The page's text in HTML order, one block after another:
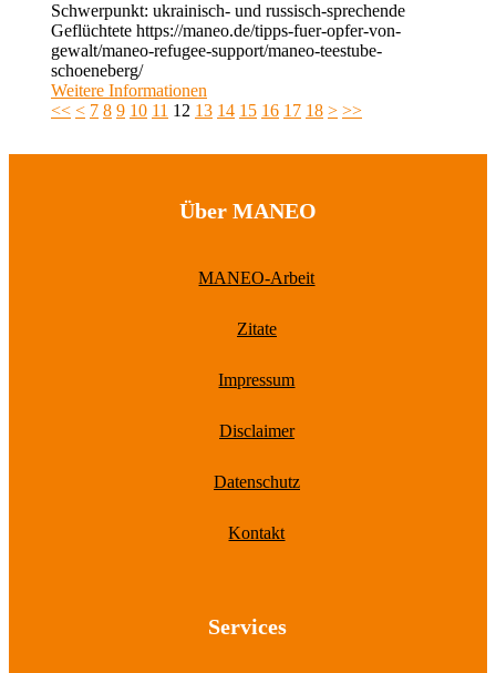
Schwerpunkt: ukrainisch- und russisch-sprechende
Geflüchtete https://maneo.de/tipps-fuer-opfer-von-
gewalt/maneo-refugee-support/maneo-teestube-
schoeneberg/
Weitere Informationen
<< < 7 8 9 10 11 12 13 14 15 16 17 18 > >>
Über MANEO
MANEO-Arbeit
Zitate
Impressum
Disclaimer
Datenschutz
Kontakt
Services